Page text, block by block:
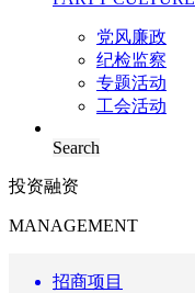
党风廉政
纪检监察
专题活动
工会活动
Search
投资融资
MANAGEMENT
招商项目